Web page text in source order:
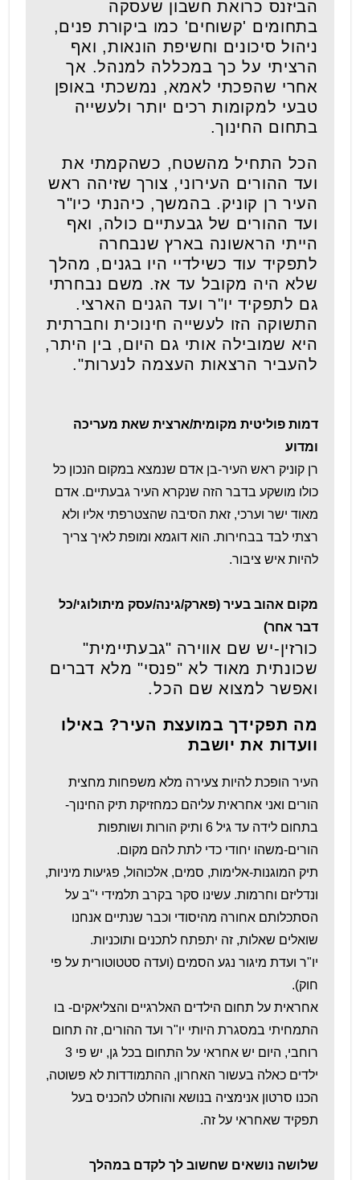
הביזנס כרואת חשבון שעסקה
בתחומים 'קשוחים' כמו ביקורת פנים,
ניהול סיכונים וחשיפת הונאות, ואף
הרציתי על כך במכללה למנהל. אך
אחרי שהפכתי לאמא, נמשכתי באופן
טבעי למקומות רכים יותר ולעשייה
בתחום החינוך.
הכל התחיל מהשטח, כשהקמתי את
ועד ההורים העירוני, צורך שזיהה ראש
העיר רן קוניק. בהמשך, כיהנתי כיו"ר
ועד ההורים של גבעתיים כולה, ואף
הייתי הראשונה בארץ שנבחרה
לתפקיד עוד כשילדיי היו בגנים, מהלך
שלא היה מקובל עד אז. משם נבחרתי
גם לתפקיד יו"ר ועד הגנים הארצי.
התשוקה הזו לעשייה חינוכית וחברתית
היא שמובילה אותי גם היום, בין היתר,
להעביר הרצאות העצמה לנערות".
דמות פוליטית מקומית/ארצית שאת מעריכה
ומדוע
רן קוניק ראש העיר-בן אדם שנמצא במקום הנכון כל
כולו מושקע בדבר הזה שנקרא העיר גבעתיים. אדם
מאוד ישר וערכי, זאת הסיבה שהצטרפתי אליו ולא
רצתי לבד בבחירות. הוא דוגמא ומופת לאיך צריך
להיות איש ציבור.
מקום אהוב בעיר (פארק/גינה/עסק מיתולוגי/כל
דבר אחר)
כורזין-יש שם אווירה "גבעתיימית"
שכונתית מאוד לא "פנסי" מלא דברים
ואפשר למצוא שם הכל.
מה תפקידך במועצת העיר? באילו
וועדות את יושבת
העיר הופכת להיות צעירה מלא משפחות מחצית
הורים ואני אחראית עליהם כמחזיקת תיק החינוך-
בתחום לידה עד גיל 6 ותיק הורות ושותפות
הורים-משהו יחודי כדי לתת להם מקום.
תיק המוגנות-אלימות, סמים, אלכוהול, פגיעות מיניות,
ונדליזם וחרמות. עשינו סקר בקרב תלמידי י"ב על
הסתכלותם אחורה מהיסודי וכבר שנתיים אנחנו
שואלים שאלות, זה יתפתח לתכנים ותוכניות.
יו"ר ועדת מיגור נגע הסמים (ועדה סטטוטורית על פי
חוק).
אחראית על תחום הילדים האלרגיים והצליאקים- בו
התמחיתי במסגרת היותי יו"ר ועד ההורים, זה תחום
רוחבי, היום יש אחראי על התחום בכל גן, יש פי 3
ילדים כאלה בעשור האחרון, ההתמודדות לא פשוטה,
הכנו סרטון אנימציה בנושא והוחלט להכניס בעל
תפקיד שאחראי על זה.
שלושה נושאים שחשוב לך לקדם במהלך